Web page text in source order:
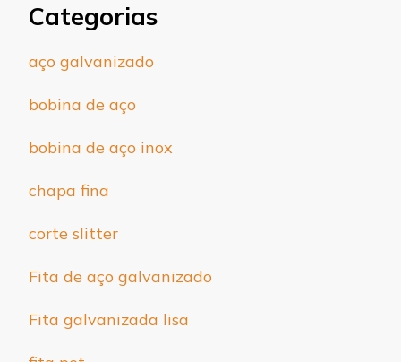
Categorias
aço galvanizado
bobina de aço
bobina de aço inox
chapa fina
corte slitter
Fita de aço galvanizado
Fita galvanizada lisa